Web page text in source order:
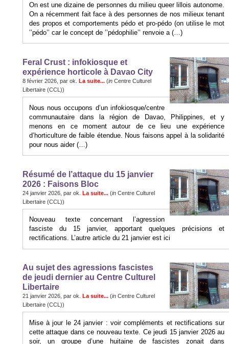
On est une dizaine de personnes du milieu queer lillois autonome.
On a récemment fait face à des personnes de nos milieux tenant
des propos et comportements pédo et pro-pédo (on utilise le mot
’’pédo’’ car le concept de ’’pédophilie’’ renvoie a (…)
Feral Crust : infokiosque et
expérience horticole à Davao City
8 février 2026, par ok. La suite... (in Centre Culturel
Libertaire (CCL))
Nous nous occupons d’un infokiosque/centre
communautaire dans la région de Davao, Philippines, et y
menons en ce moment autour de ce lieu une expérience
d’horticulture de faible étendue. Nous faisons appel à la solidarité
pour nous aider (…)
Résumé de l’attaque du 15 janvier
2026 : Faisons Bloc
24 janvier 2026, par ok. La suite... (in Centre Culturel
Libertaire (CCL))
Nouveau texte concernant l’agression
fasciste du 15 janvier, apportant quelques précisions et
rectifications. L’autre article du 21 janvier est ici
Au sujet des agressions fascistes
de jeudi dernier au Centre Culturel
Libertaire
21 janvier 2026, par ok. La suite... (in Centre Culturel
Libertaire (CCL))
Mise à jour le 24 janvier : voir compléments et rectifications sur
cette attaque dans ce nouveau texte. Ce jeudi 15 janvier 2026 au
soir, un groupe d’une huitaine de fascistes zonait dans